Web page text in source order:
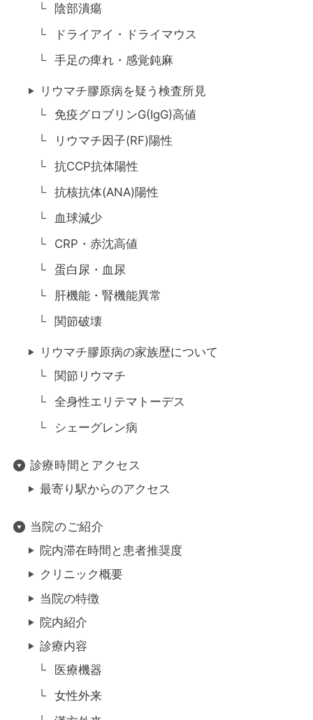
陰部潰瘍
ドライアイ・ドライマウス
手足の痺れ・感覚鈍麻
リウマチ膠原病を疑う検査所見
免疫グロブリンG(IgG)高値
リウマチ因子(RF)陽性
抗CCP抗体陽性
抗核抗体(ANA)陽性
血球減少
CRP・赤沈高値
蛋白尿・血尿
肝機能・腎機能異常
関節破壊
リウマチ膠原病の家族歴について
関節リウマチ
全身性エリテマトーデス
シェーグレン病
診療時間とアクセス
最寄り駅からのアクセス
当院のご紹介
院内滞在時間と患者推奨度
クリニック概要
当院の特徴
院内紹介
診療内容
医療機器
女性外来